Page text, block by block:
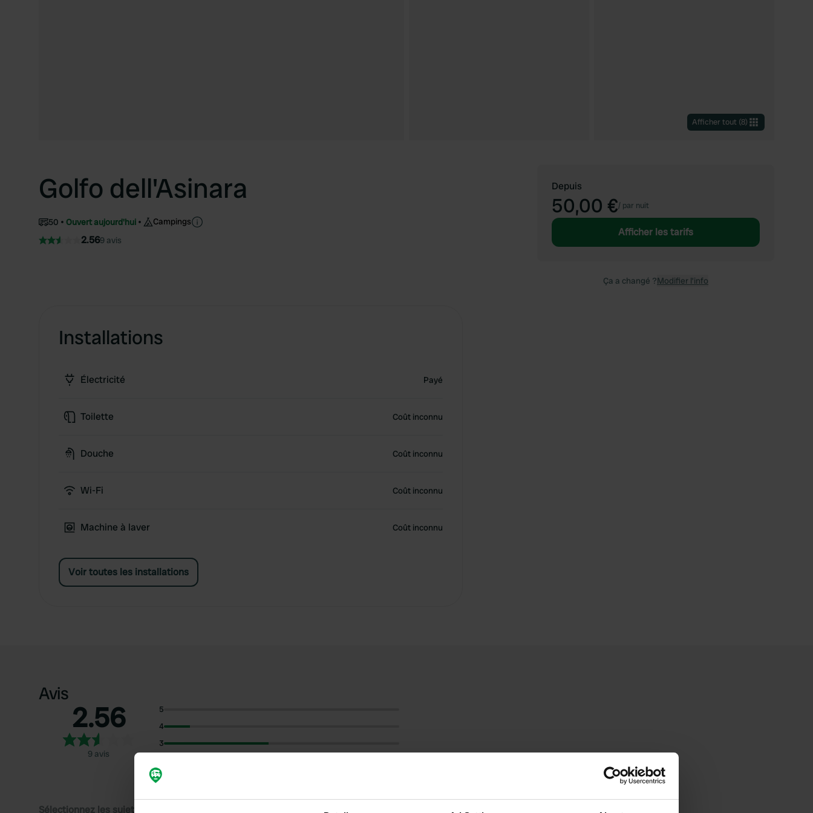
Afficher tout (8)
Golfo dell'Asinara
50 Ouvert aujourd'hui Campings
2.569 avis
Installations
Électricité Payé
Toilette Coût inconnu
Douche Coût inconnu
Wi-Fi Coût inconnu
Machine à laver Coût inconnu
Voir toutes les installations
Depuis
50,00 €/ par nuit
Afficher les tarifs
Ça a changé ?Modifier l’info
Avis
2.56
9 avis
5
4
3
1
Sélectionnez les sujets pour lire les critiques :